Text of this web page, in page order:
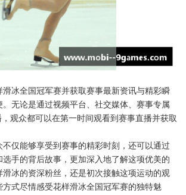
滑冰全国冠军赛并获取赛事最新资讯与精彩瞬
。无论是通过视频平台、社交媒体、赛事专属
观众都可以在第一时间观看到赛事直播并获取
仅能够享受到赛事的精彩时刻，还可以通过
手的背后故事，更加深入地了解这项优美的
冰的资深粉丝，还是初次接触这项运动的观
式尽情感受花样滑冰全国冠军赛的独特魅